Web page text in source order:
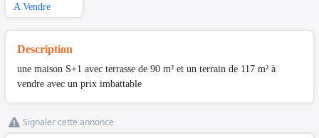
A Vendre
Description
une maison S+1 avec terrasse de 90 m² et un terrain de 117 m² à
vendre avec un prix imbattable
Signaler cette annonce